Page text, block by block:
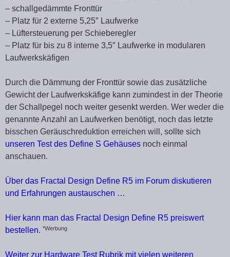
– schallgedämmte Fronttür
– Platz für 2 externe 5,25″ Laufwerke
– Lüftersteuerung per Schieberegler
– Platz für bis zu 8 interne 3,5″ Laufwerke in modularen
Laufwerkskäfigen
Durch die Dämmung der Fronttür sowie das zusätzliche
Gewicht der Laufwerkskäfige kann zumindest in der Theorie
der Schallpegel noch weiter gesenkt werden. Wer weder die
genannte Anzahl an Laufwerken benötigt, noch das letzte
bisschen Geräuschreduktion erreichen will, sollte sich
unseren Test des Define S Gehäuses noch einmal
anschauen.
Über das Fractal Design Define R5 im Forum diskutieren
und Erfahrungen austauschen …
Hier kann man das Fractal Design Define R5 preiswert
bestellen. *Werbung
Weiter zur Hardware Test Rubrik mit vielen weiteren